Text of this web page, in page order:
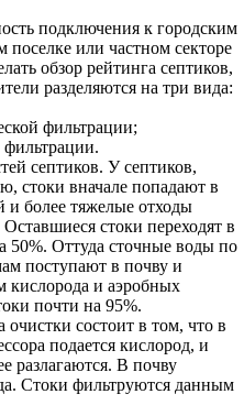
подключения к городским
поселке или частном секторе
обзор рейтинга септиков,
разделяются на три вида:
фильтрации;
септиков. У септиков,
стоки вначале попадают в
и более тяжелые отходы
стоки переходят в
50%. Оттуда сточные воды по
поступают в почву и
кислорода и аэробных
почти на 95%.
состоит в том, что в
подается кислород, и
разлагаются. В почву
Стоки фильтруются данным